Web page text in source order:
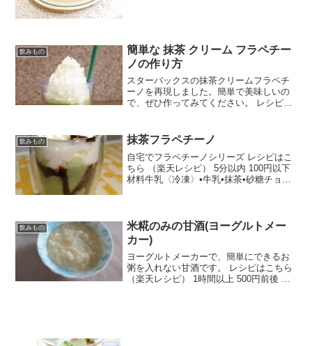
飲みもの
簡単な 抹茶 クリーム フラペチー
ノの作り方
スターバックスの抹茶クリームフラペチ
ーノを再現しました。簡単で美味しいの
で、ぜひ作ってみてください。 レシピは
リームみんなのレビュー
飲みもの 抹茶フラペチーノ
自宅でフラペチーノシリーズ レシピはこ
ちら （楽天レシピ） 5分以内 100円以下
材料牛乳〈冷凍〉•牛乳•抹茶•砂糖チョコ
飲みもの
米糀のみの甘酒(ヨーグルトメー
カー)
ヨーグルトメーカーで、簡単にできるお
粥を入れない甘酒です。 レシピはこちら
（楽天レシピ） 1時間以上 500円前後 材